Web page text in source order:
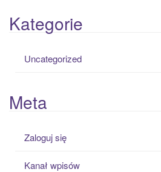
Kategorie
Uncategorized
Meta
Zaloguj się
Kanał wpisów